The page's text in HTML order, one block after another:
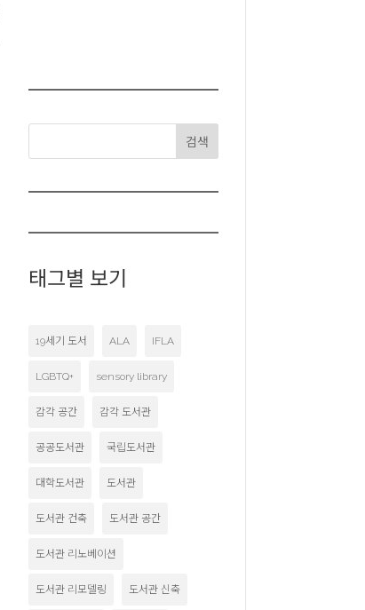
검색
태그별 보기
19세기 도서 ALA IFLA
LGBTQ+ sensory library
감각 공간 감각 도서관
공공도서관 국립도서관
대학도서관 도서관
도서관 건축 도서관 공간
도서관 리노베이션
도서관 리모델링 도서관 신축